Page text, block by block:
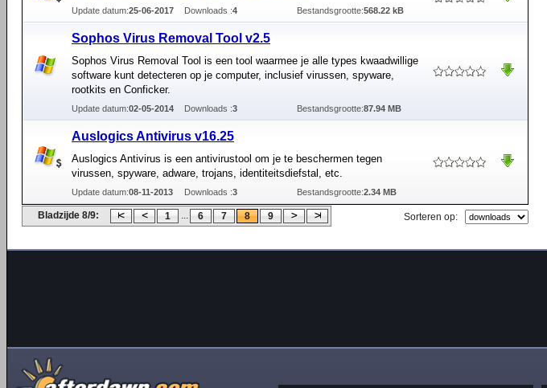
Update datum:25-06-2017 Downloads :4 Bestandsgrootte:568.22 kB
Sophos Virus Removal Tool v2.5
Sophos Virus Removal Tool is een tool waarmee je alle types kwaadwillige
software kunt detecteren op je computer, inclusief virussen, spyware,
rootkits en Conficker.
Update datum:02-05-2014 Downloads :3 Bestandsgrootte:87.94 MB
Auslogics Antivirus v16.25
Auslogics Antivirus is een antivirustool om je te beschermen tegen
virussen, spyware, adware, trojans, identiteitsdiefstal, etc.
Update datum:08-11-2013 Downloads :3 Bestandsgrootte:2.34 MB
Bladzijde 8/9: 1 ... 6 7 8 9 Sorteren op: